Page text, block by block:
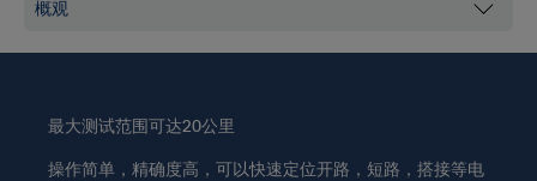
最大测试范围可达20公里
操作简单，精确度高，可以快速定位开路，短路，搭接等电